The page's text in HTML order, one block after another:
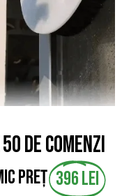
DE COMENZI
PREȚ396 lei